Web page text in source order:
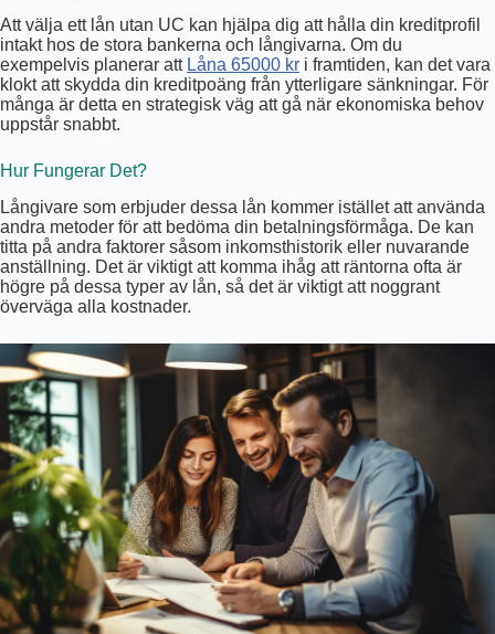
Att välja ett lån utan UC kan hjälpa dig att hålla din kreditprofil
intakt hos de stora bankerna och långivarna. Om du
exempelvis planerar att Låna 65000 kr i framtiden, kan det vara
klokt att skydda din kreditpoäng från ytterligare sänkningar. För
många är detta en strategisk väg att gå när ekonomiska behov
uppstår snabbt.
Hur Fungerar Det?
Långivare som erbjuder dessa lån kommer istället att använda
andra metoder för att bedöma din betalningsförmåga. De kan
titta på andra faktorer såsom inkomsthistorik eller nuvarande
anställning. Det är viktigt att komma ihåg att räntorna ofta är
högre på dessa typer av lån, så det är viktigt att noggrant
överväga alla kostnader.